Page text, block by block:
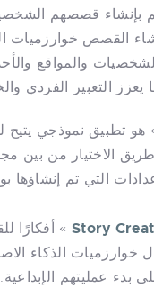
بإنشاء قصصهم
القصص خوارزميات
والمواقع
التعبير الفردي
تطبيق نموذجي يتيح
الاختيار من بين
التي تم إنشاؤها
Story » أفكارًا
الذكاء
بدء عمليتهم الإبداعية.